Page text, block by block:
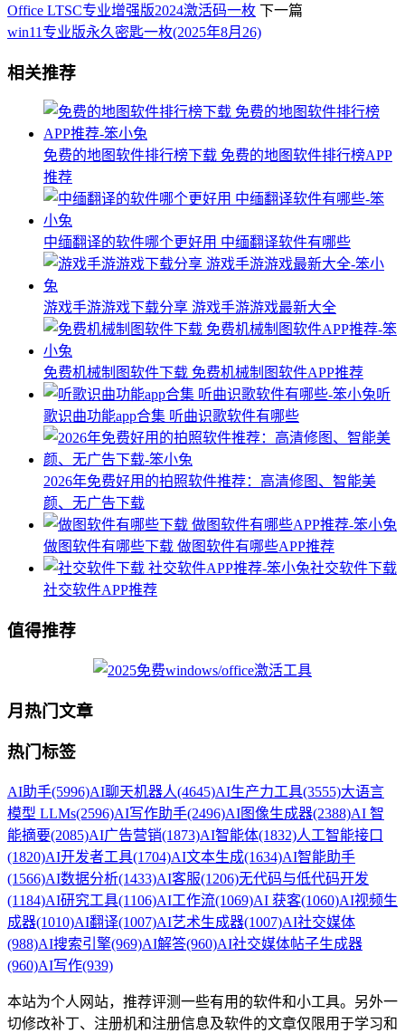
Office LTSC专业增强版2024激活码一枚 下一篇
win11专业版永久密匙一枚(2025年8月26)
相关推荐
免费的地图软件排行榜下载 免费的地图软件排行榜APP
推荐
中缅翻译的软件哪个更好用 中缅翻译软件有哪些
游戏手游游戏下载分享 游戏手游游戏最新大全
免费机械制图软件下载 免费机械制图软件APP推荐
听
歌识曲功能app合集 听曲识歌软件有哪些
2026年免费好用的拍照软件推荐：高清修图、智能美
颜、无广告下载
做图软件有哪些下载 做图软件有哪些APP推荐
社交软件下载
社交软件APP推荐
值得推荐
月热门文章
热门标签
AI助手(5996)AI聊天机器人(4645)AI生产力工具(3555)大语言
模型 LLMs(2596)AI写作助手(2496)AI图像生成器(2388)AI 智
能摘要(2085)AI广告营销(1873)AI智能体(1832)人工智能接口
(1820)AI开发者工具(1704)AI文本生成(1634)AI智能助手
(1566)AI数据分析(1433)AI客服(1206)无代码与低代码开发
(1184)AI研究工具(1106)AI工作流(1069)AI 获客(1060)AI视频生
成器(1010)AI翻译(1007)AI艺术生成器(1007)AI社交媒体
(988)AI搜索引擎(969)AI解答(960)AI社交媒体帖子生成器
(960)AI写作(939)
本站为个人网站，推荐评测一些有用的软件和小工具。另外一
切修改补丁、注册机和注册信息及软件的文章仅限用于学习和